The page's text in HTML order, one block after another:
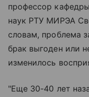
профессор
наук РТУ МИРЭА
словам, проблема
брак выгоден или
изменилось
"Еще 30-40 лет